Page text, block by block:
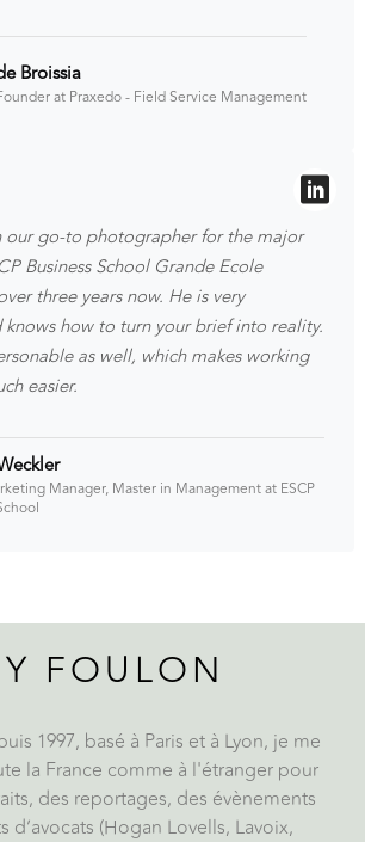
Broissia
at Praxedo - Field Service Management
our go-to photographer for the major
Business School Grande Ecole
three years now. He is very
how to turn your brief into reality.
as well, which makes working
easier.
Manager, Master in Management at ESCP
FOULON
1997, basé à Paris et à Lyon, je me
la France comme à l'étranger pour
des reportages, des évènements
d’avocats (Hogan Lovells, Lavoix,